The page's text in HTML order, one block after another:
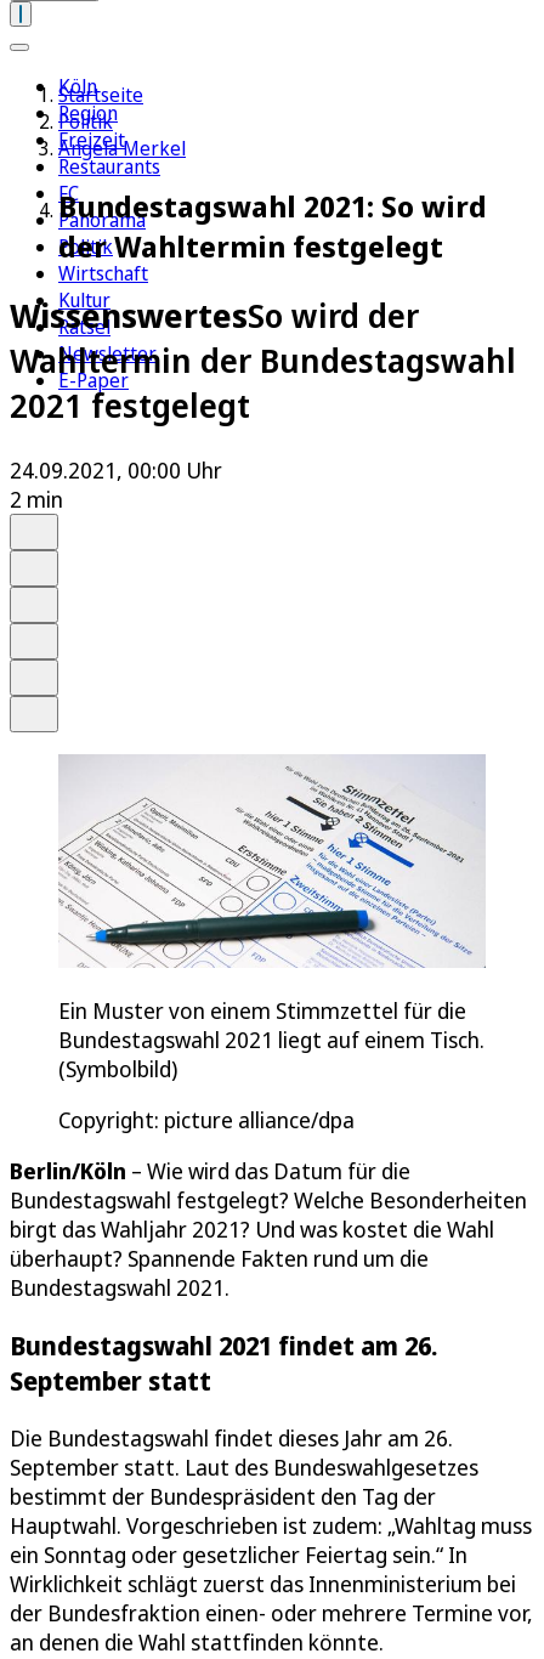
Köln
Region
Freizeit
Restaurants
FC
Panorama
Politik
Wirtschaft
Kultur
Rätsel
Newsletter
E-Paper
Startseite
Politik
Angela Merkel
Bundestagswahl 2021: So wird
der Wahltermin festgelegt
WissenswertesSo wird der
Wahltermin der Bundestagswahl
2021 festgelegt
24.09.2021, 00:00 Uhr
2 min
Ein Muster von einem Stimmzettel für die
Bundestagswahl 2021 liegt auf einem Tisch.
(Symbolbild)
Copyright: picture alliance/dpa
Berlin/Köln – Wie wird das Datum für die
Bundestagswahl festgelegt? Welche Besonderheiten
birgt das Wahljahr 2021? Und was kostet die Wahl
überhaupt? Spannende Fakten rund um die
Bundestagswahl 2021.
Bundestagswahl 2021 findet am 26.
September statt
Die Bundestagswahl findet dieses Jahr am 26.
September statt. Laut des Bundeswahlgesetzes
bestimmt der Bundespräsident den Tag der
Hauptwahl. Vorgeschrieben ist zudem: „Wahltag muss
ein Sonntag oder gesetzlicher Feiertag sein.“ In
Wirklichkeit schlägt zuerst das Innenministerium bei
der Bundesfraktion einen- oder mehrere Termine vor,
an denen die Wahl stattfinden könnte.